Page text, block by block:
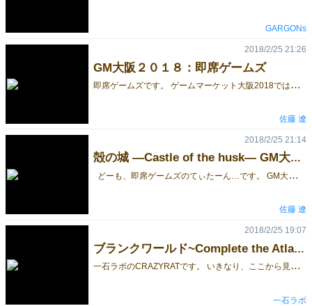
GARGONs
GM大阪２０１８：即席ゲームズ
即
席ゲームズです。 ゲームマーケット大阪2018では、 NOW GAME! を2000円で販売します。 NOW GAME! の詳細はこちら ←ルールも公開してます。 気になった方は、試遊もできますので、ぜひお越しください。 また、新作、殻の城 ―Castle of the husk― の試遊も行います。（こちらは試遊のみ） それでは、よろしくお願いします。
2018/2/25 21:26
佐藤 遼
殻の城 ―Castle of the husk― GM大阪2018
どーも、即席ゲームズのてぃたーん…です。 GM大阪2018で試遊のみとして持っていく、 新作、 殻の城 ―Castle of the husk― を紹介します。 王都を中心として４つの街と隣国に囲まれるヒトの王国。 日々は常に他の国、他の種族の脅威と共にあった。 人々はその知能を生かし協力して、王国に迫る脅威に対抗してきたわけだ。 近年……いや、数十年前から、徐々にその脅威は激しさを増してきているようだった。 まるで何かに引き寄せられるように。 少し前から噂が流れていた…。 ''この世界は再び始まる''…らしいと。 プレイ人数：2-5 人 プレイ時間：45-60 分 対象年齢：10+ RPGテーマのタワーディフェンス協力ゲームです。 プレイヤーは役職をもち部隊を指揮して、王都へ迫り来る敵と戦います。 目的は王都が陥落してしまう前に、敵の中でも特に強い敵、BOSSを一定数倒すこと！ 運の要素が絡む部分に拘って作ったので、そこを楽しんで頂けたらと思います。 詳細は、ルールの公開をお待ち下さい。三月中旬に公開予定です。 当日は試遊を行いますので、時間がありましたら是非お越し下さい。 それでは、よろしくお願いします。
2018/2/25 21:14
佐藤 遼
ブランクワールド~Complete the Atlas~ができるまで 8
一
石ラボのCRAZYRATです。 いきなり、ここから見てしまった方は、続きものとなっておりますので、ぜひ1からご覧ください。 さて、ゲームのベースができてからは、次の３点が制作の課題でした。 ①運要素が非常に強いため、どこに戦略要素を入れるか。 ②運の悪さによって遅れてしまったプレイヤーをどうやって救済するか。 ③目標となったTHE ATLASの雰囲気を、どれだけ表現できるか。 探索して発見する、というワクワク感を出すためには、どうしても運要素が強くなります。 しかし、ボードゲームとしては、運だけでなく、戦略的な要素も入れたい、という想いもありました。 手札でいろいろな効果を使えるようにしたり、発見の判定するダイス（当初はダイスを使っていました）を選択できたり、といった試行錯誤を繰り返しました。 結果的には、運要素が強めのまま、完成となっています。 発見のワクワク感は、戦略的にできてしまうと、やはり薄れてしまうので、そこを最重視した感じです。 遅れているプレイヤーの救済策も、いろいろと試行錯誤してきましたが、最終的には「最も遅れているプレイヤーが次のスタートプレイヤーとなる」というルールだけになりました。 早い者勝ちの要素が比較的多いため、それだけでも逆転できる可能性は十分に出てくる、という判断からです。 そして、THE ATLASへのオマージュとして、どれだけあの独特の雰囲気を醸し出せるか、これはとても苦労しました。 デザイン的なセンスに恵まれていない私にとって、「何となく違う」という事は感じられても、「どうすれば近づけられるのか」という事を思いつくのは、至難の業でした。 特産品、民族、動物、遺跡、地形、事故、噂、宗教、疫病、貿易、宝物、提督、船舶、現実と似て非なる地図、等々、THE ATLASには魅力的な要素が多すぎます。 これも様々な試行錯誤が繰り返されました。 たくさんのアイデアを、取り入れては捨てて、の繰り返しでした。 最終的に、100点満点、とはいかなかったですが、自分的には80点ぐらいの出来にはなったと思っています。 しかし、そこに至ることが出来たのは、もちろん私一人の力ではなく、多くの方々との出会いに支えられてきました。
2018/2/25 19:07
一石ラボ